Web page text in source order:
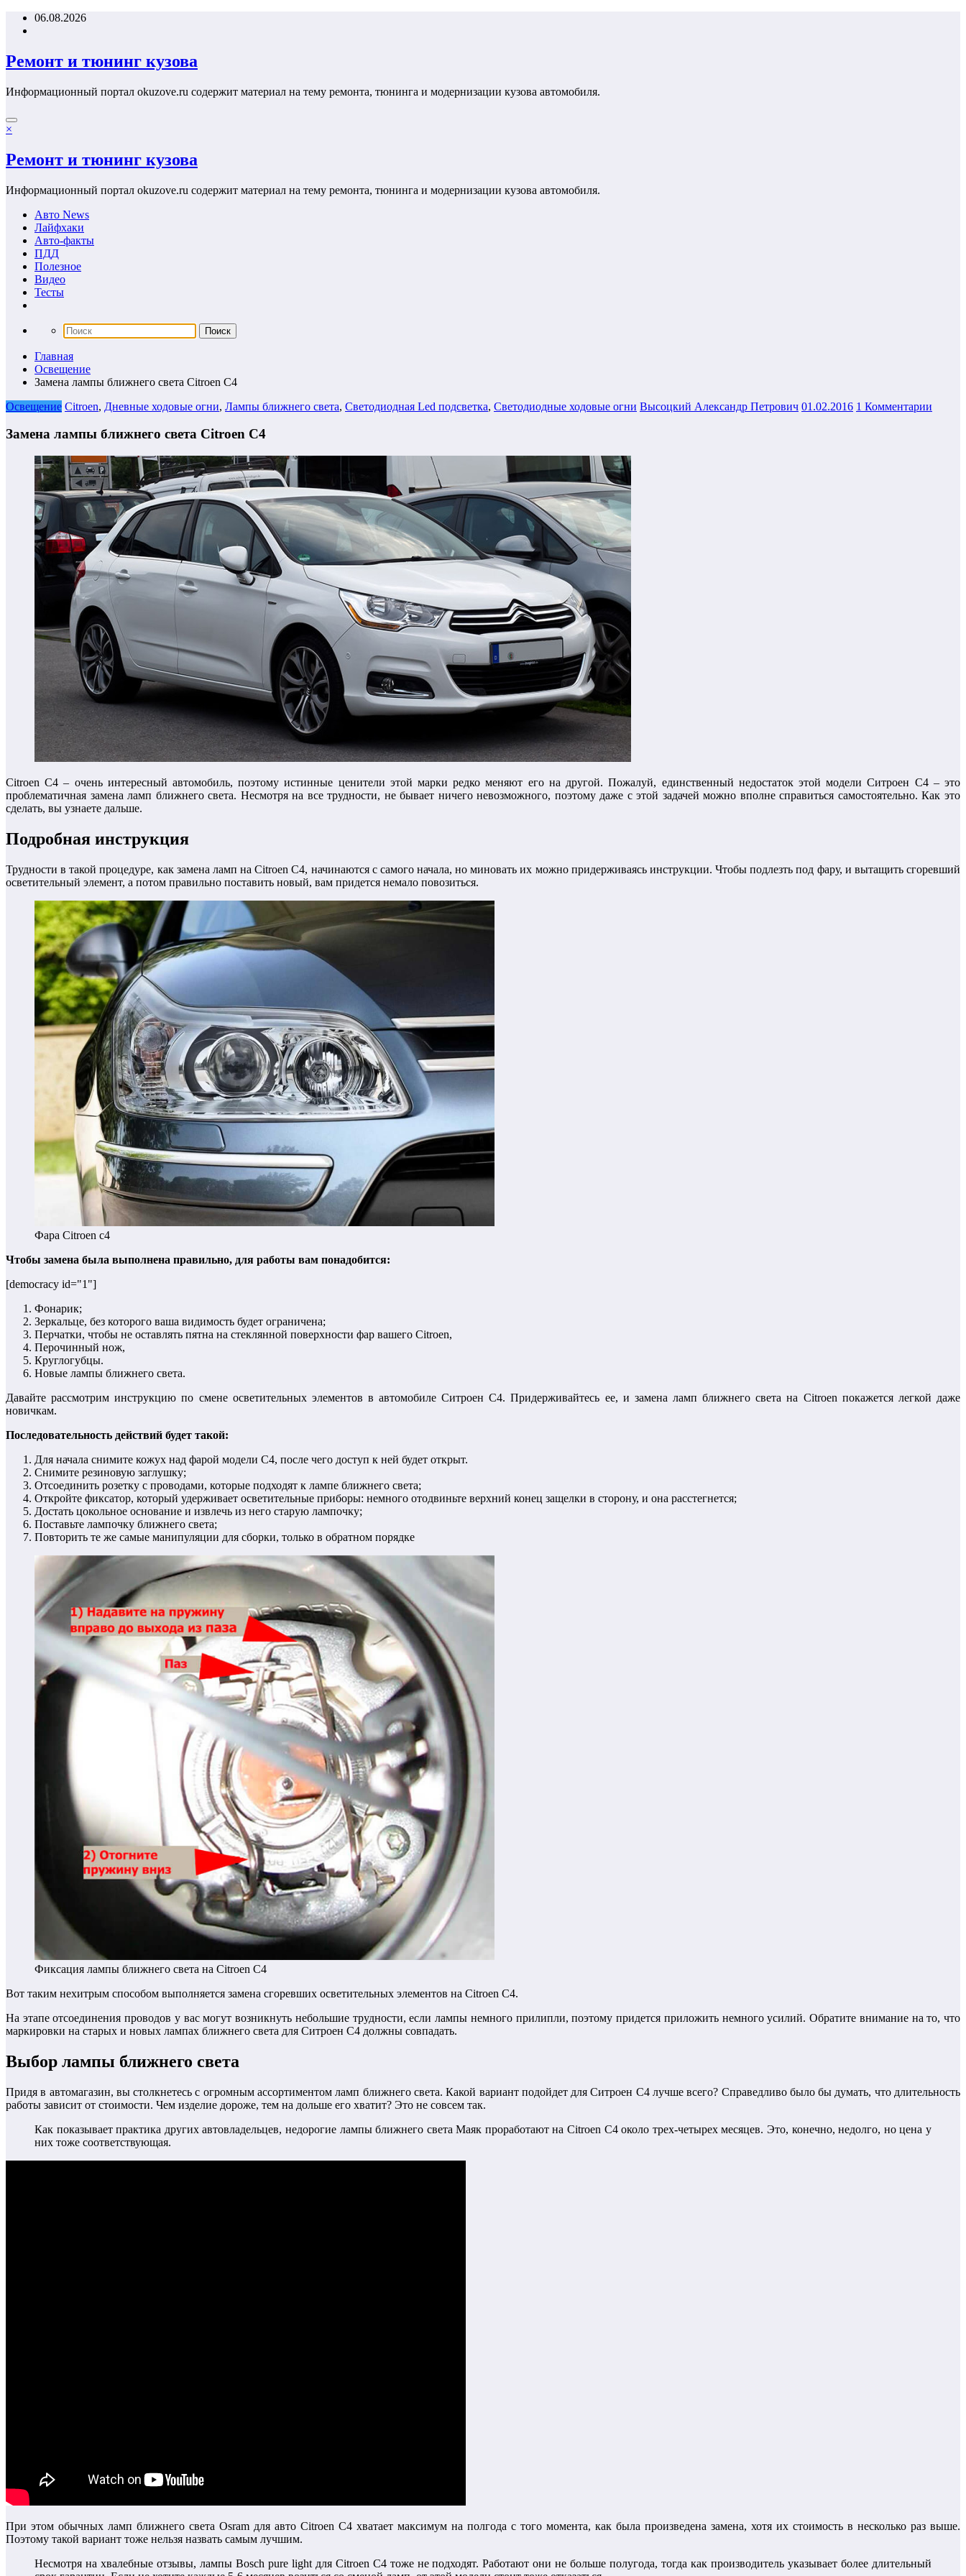
Перейти06.08.2026
Ремонт и тюнинг кузова
Информационный портал okuzove.ru содержит материал на тему ремонта, тюнинга и модернизации кузова автомобиля.
×
Ремонт и тюнинг кузова
Информационный портал okuzove.ru содержит материал на тему ремонта, тюнинга и модернизации кузова автомобиля.
Авто News
Лайфхаки
Авто-факты
ПДД
Полезное
Видео
Тесты
Главная
Освещение
Замена лампы ближнего света Citroen C4
Освещение Citroen, Дневные ходовые огни, Лампы ближнего света, Светодиодная Led подсветка, Светодиодные ходовые огни Высоцкий Александр Петрович 01.02.2016 1 Комментарии
Замена лампы ближнего света Citroen C4
Citroen C4 – очень интересный автомобиль, поэтому истинные ценители этой марки редко меняют его на другой. Пожалуй, единственный недостаток этой модели Ситроен С4 – это
проблематичная замена ламп ближнего света. Несмотря на все трудности, не бывает ничего невозможного, поэтому даже с этой задачей можно вполне справиться самостоятельно. Как это
сделать, вы узнаете дальше.
Подробная инструкция
Трудности в такой процедуре, как замена ламп на Citroen C4, начинаются с самого начала, но миновать их можно придерживаясь инструкции. Чтобы подлезть под фару, и вытащить сгоревший
осветительный элемент, а потом правильно поставить новый, вам придется немало повозиться.
Фара Citroen c4
Чтобы замена была выполнена правильно, для работы вам понадобится:
[democracy id="1"]
Фонарик;
Зеркальце, без которого ваша видимость будет ограничена;
Перчатки, чтобы не оставлять пятна на стеклянной поверхности фар вашего Citroen,
Перочинный нож,
Круглогубцы.
Новые лампы ближнего света.
Давайте рассмотрим инструкцию по смене осветительных элементов в автомобиле Ситроен C4. Придерживайтесь ее, и замена ламп ближнего света на Citroen покажется легкой даже
новичкам.
Последовательность действий будет такой:
Для начала снимите кожух над фарой модели С4, после чего доступ к ней будет открыт.
Снимите резиновую заглушку;
Отсоединить розетку с проводами, которые подходят к лампе ближнего света;
Откройте фиксатор, который удерживает осветительные приборы: немного отодвиньте верхний конец защелки в сторону, и она расстегнется;
Достать цокольное основание и извлечь из него старую лампочку;
Поставьте лампочку ближнего света;
Повторить те же самые манипуляции для сборки, только в обратном порядке
Фиксация лампы ближнего света на Citroen C4
Вот таким нехитрым способом выполняется замена сгоревших осветительных элементов на Citroen C4.
На этапе отсоединения проводов у вас могут возникнуть небольшие трудности, если лампы немного прилипли, поэтому придется приложить немного усилий. Обратите внимание на то, что
маркировки на старых и новых лампах ближнего света для Ситроен C4 должны совпадать.
Выбор лампы ближнего света
Придя в автомагазин, вы столкнетесь с огромным ассортиментом ламп ближнего света. Какой вариант подойдет для Ситроен C4 лучше всего? Справедливо было бы думать, что длительность
работы зависит от стоимости. Чем изделие дороже, тем на дольше его хватит? Это не совсем так.
Как показывает практика других автовладельцев, недорогие лампы ближнего света Маяк проработают на Citroen C4 около трех-четырех месяцев. Это, конечно, недолго, но цена у
них тоже соответствующая.
При этом обычных ламп ближнего света Osram для авто Citroen C4 хватает максимум на полгода с того момента, как была произведена замена, хотя их стоимость в несколько раз выше.
Поэтому такой вариант тоже нельзя назвать самым лучшим.
Несмотря на хвалебные отзывы, лампы Вosch pure light для Citroen C4 тоже не подходят. Работают они не больше полугода, тогда как производитель указывает более длительный